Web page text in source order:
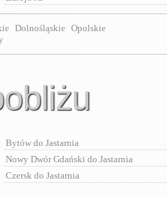
Dolnośląskie Opolskie
Bytów do Jastarnia
Nowy Dwór Gdański do Jastarnia
Czersk do Jastarnia